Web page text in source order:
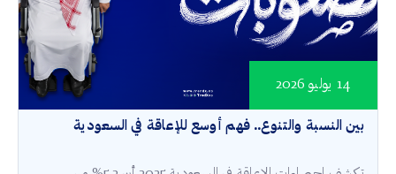
بين النسبة والتنوع.. فهم أوسع للإعاقة في السعودية
14 يوليو 2026